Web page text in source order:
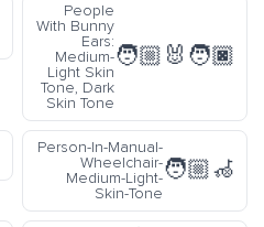
🧑🏼‍🐰‍🧑🏿
People
With Bunny
Ears:
Medium-
Light Skin
Tone, Dark
Skin Tone
🧑🏼‍🦽
Person-In-Manual-
Wheelchair-
Medium-Light-
Skin-Tone